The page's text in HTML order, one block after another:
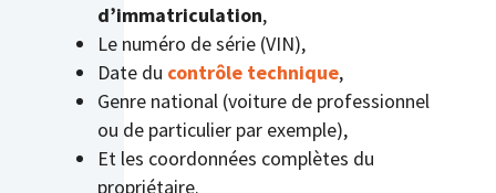
d’immatriculation,
Le numéro de série (VIN),
Date du contrôle technique,
Genre national (voiture de professionnel
ou de particulier par exemple),
Et les coordonnées complètes du
propriétaire.